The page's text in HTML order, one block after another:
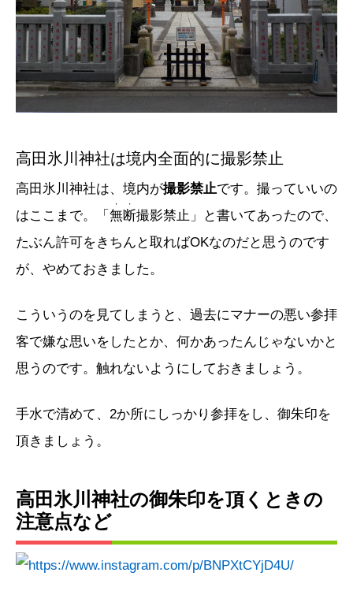
高田氷川神社は境内全面的に撮影禁止
高田氷川神社は、境内が撮影禁止です。撮っていいの
はここまで。「 無断
・・
撮影禁止」と書いてあったので、
たぶん許可をきちんと取ればOKなのだと思うのです
が、やめておきました。
こういうのを見てしまうと、過去にマナーの悪い参拝
客で嫌な思いをしたとか、何かあったんじゃないかと
思うのです。触れないようにしておきましょう。
手水で清めて、2か所にしっかり参拝をし、御朱印を
頂きましょう。
高田氷川神社の御朱印を頂くときの
注意点など